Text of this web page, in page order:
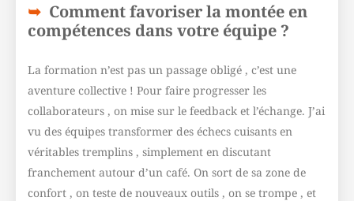
Comment favoriser la montée en
compétences dans votre équipe ?
La formation n’est pas un passage obligé , c’est une
aventure collective ! Pour faire progresser les
collaborateurs , on mise sur le feedback et l’échange. J’ai
vu des équipes transformer des échecs cuisants en
véritables tremplins , simplement en discutant
franchement autour d’un café. On sort de sa zone de
confort , on teste de nouveaux outils , on se trompe , et